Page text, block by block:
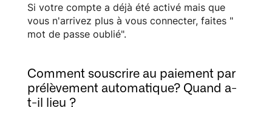
Si votre compte a déjà été activé mais que
vous n'arrivez plus à vous connecter, faites "
mot de passe oublié".
Comment souscrire au paiement par
prélèvement automatique? Quand a-
t-il lieu ?